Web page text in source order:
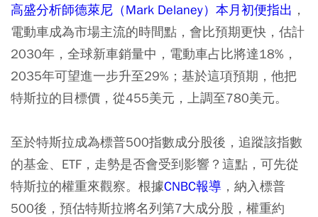
高盛分析師德萊尼（Mark Delaney）本月初便指出 ，
電動車成為市場主流的時間點，會比預期更快，估計
2030年，全球新車銷量中，電動車占比將達18%，
2035年可望進一步升至29%；基於這項預期，他把
特斯拉的目標價，從455美元，上調至780美元。
至於特斯拉成為標普500指數成分股後，追蹤該指數
的基金、ETF，走勢是否會受到影響？這點，可先從
特斯拉的權重來觀察。根據CNBC報導 ，納入標普
500後，預估特斯拉將名列第7大成分股，權重約